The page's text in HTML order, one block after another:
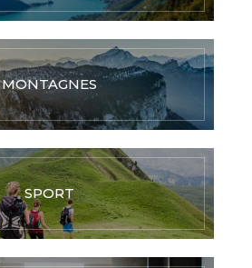
MONTAGNES
SPORT